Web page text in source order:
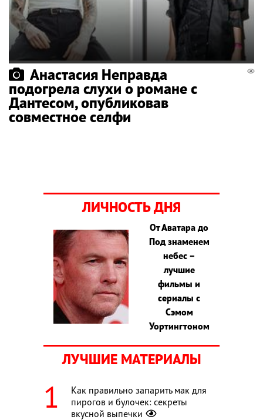
Анастасия Неправда
подогрела слухи о романе с
Дантесом, опубликовав
совместное селфи
ЛИЧНОСТЬ ДНЯ
От Аватара до
Под знаменем
небес –
лучшие
фильмы и
сериалы с
Сэмом
Уортингтоном
ЛУЧШИЕ МАТЕРИАЛЫ
Как правильно запарить мак для
пирогов и булочек: секреты
вкусной выпечки